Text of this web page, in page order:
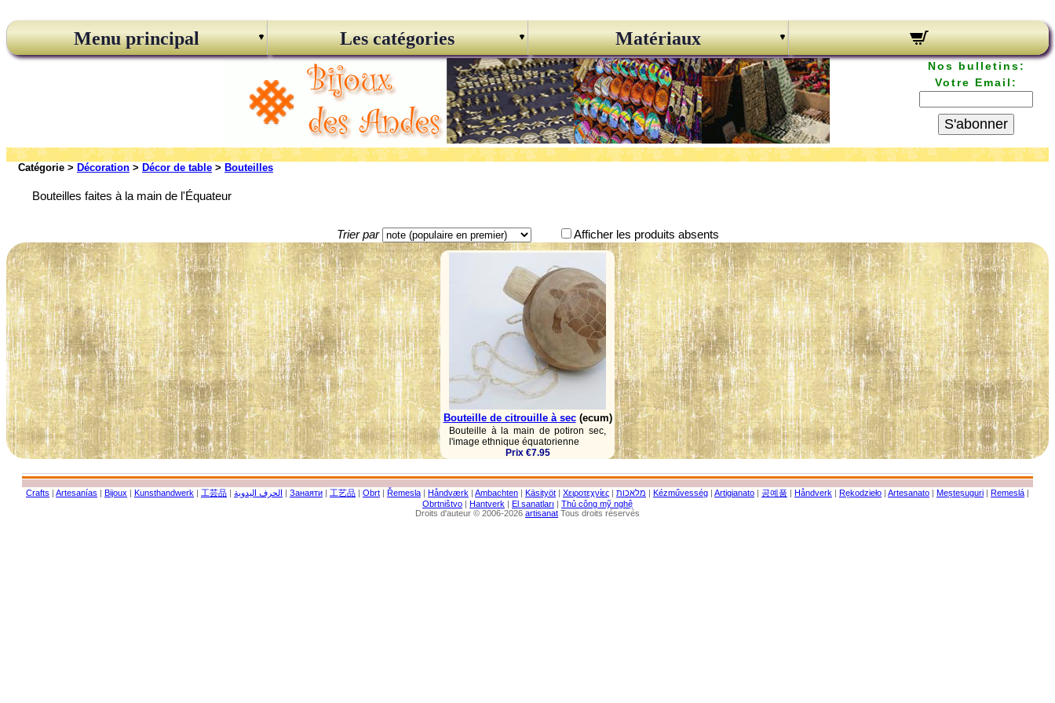
Menu principal Les catégories Matériaux
Nos bulletins:
Votre Email:
S'abonner
Catégorie > Décoration > Décor de table > Bouteilles
Bouteilles faites à la main de l'Équateur
Trier par Afficher les produits absents
Bouteille de citrouille à sec(ecum)
Bouteille à la main de potiron sec,
l'image ethnique équatorienne
Prix €7.95
Crafts | Artesanías | Bijoux | Kunsthandwerk | 工芸品 | الحرف اليدوية | Занаяти | 工艺品 | Obrt | Řemesla | Håndværk | Ambachten | Käsityöt | Χειροτεχνίες | מלאכות | Kézművesség | Artigianato | 공예품 | Håndverk | Rękodzieło | Artesanato | Meșteșuguri | Remeslá |
Obrtništvo | Hantverk | El sanatları | Thủ công mỹ nghệ
Droits d'auteur © 2006-2026 artisanat Tous droits réservés